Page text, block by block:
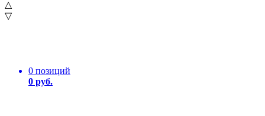
△
▽
0 позиций
0 руб.